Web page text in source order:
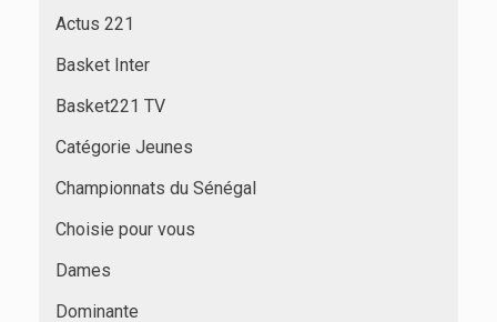
Actus 221
Basket Inter
Basket221 TV
Catégorie Jeunes
Championnats du Sénégal
Choisie pour vous
Dames
Dominante